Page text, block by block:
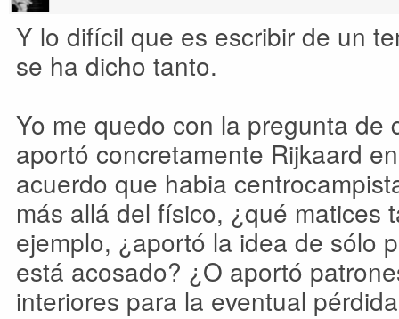
Y lo difícil que es escribir de un
se ha dicho tanto.
Yo me quedo con la pregunta
aportó concretamente Rijkaard
acuerdo que habia
más allá del físico, ¿qué matices
ejemplo, ¿aportó la idea de sólo
está acosado? ¿O aportó
interiores para la eventual